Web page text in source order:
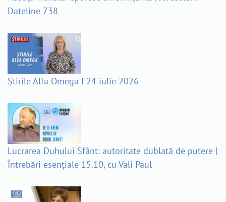
Dateline 738
Știrile Alfa Omega l 24 iulie 2026
Lucrarea Duhului Sfânt: autoritate dublată de putere |
Întrebări esențiale 15.10, cu Vali Paul